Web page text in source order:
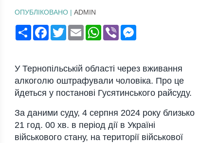
ОПУБЛІКОВАНО | ADMIN
ПоширитиFacebook
TwitterEmail WhatsApp
Viber
У Тернопільській області через вживання
алкоголю оштрафували чоловіка. Про це
йдеться у постанові Гусятинського райсуду.
За даними суду, 4 серпня 2024 року близько
21 год. 00 хв. в період дії в Україні
військового стану, на території військової